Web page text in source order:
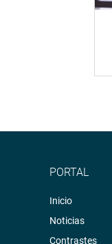
PORTAL
Inicio
Noticias
Contrastes